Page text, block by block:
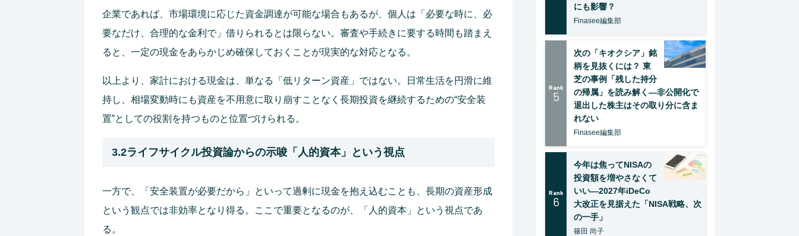
企業であれば、市場環境に応じた資金調達が可能な場合もあるが、個人は「必要な時に、必
要なだけ、合理的な金利で」借りられるとは限らない。審査や手続きに要する時間も踏まえ
ると、一定の現金をあらかじめ確保しておくことが現実的な対応となる。
以上より、家計における現金は、単なる「低リターン資産」ではない。日常生活を円滑に維
持し、相場変動時にも資産を不用意に取り崩すことなく長期投資を継続するための“安全装
置”としての役割を持つものと位置づけられる。
3.2ライフサイクル投資論からの示唆「人的資本」という視点
一方で、「安全装置が必要だから」といって過剰に現金を抱え込むことも、長期の資産形成
という観点では非効率となり得る。ここで重要となるのが、「人的資本」という視点であ
る。
にも影響？
Finasee編集部
Rank
5
次の「キオクシア」銘
柄を見抜くには？ 東
芝の事例「残した持分
の帰属」を読み解く—非公開化で
退出した株主はその取り分に含ま
れない
Finasee編集部
Rank
6
今年は焦ってNISAの
投資額を増やさなくて
いい―2027年iDeCo
大改正を見据えた「NISA戦略、次
の一手」
篠田 尚子